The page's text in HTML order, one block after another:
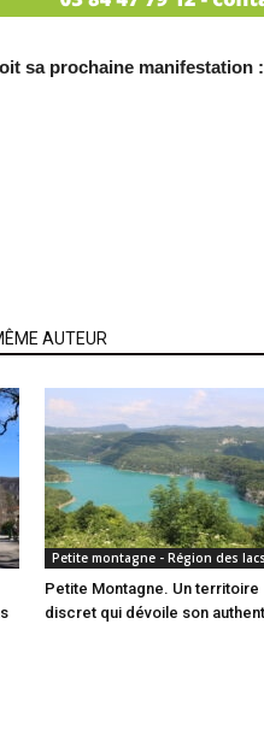
sa prochaine manifestation
AUTEUR
Petite montagne - Région des lacs
Petite Montagne. Un territoire
discret qui dévoile son